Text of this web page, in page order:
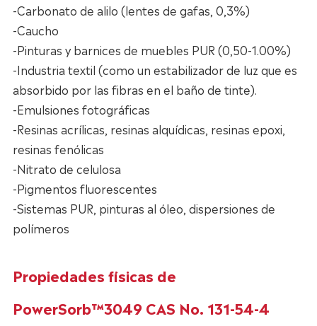
-Carbonato de alilo (lentes de gafas, 0,3%)
-Caucho
-Pinturas y barnices de muebles PUR (0,50-1.00%)
-Industria textil (como un estabilizador de luz que es
absorbido por las fibras en el baño de tinte).
-Emulsiones fotográficas
-Resinas acrílicas, resinas alquídicas, resinas epoxi,
resinas fenólicas
-Nitrato de celulosa
-Pigmentos fluorescentes
-Sistemas PUR, pinturas al óleo, dispersiones de
polímeros
Propiedades físicas de
PowerSorb™3049 CAS No. 131-54-4